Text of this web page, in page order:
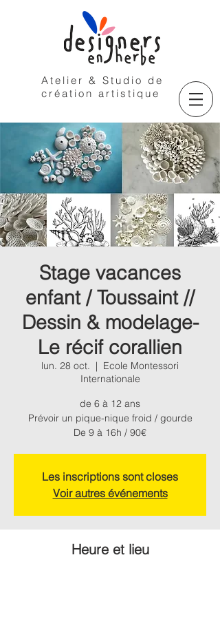
Atelier & Studio de
création artistique
Stage vacances
enfant / Toussaint //
Dessin & modelage-
Le récif corallien
lun. 28 oct.
  |
Ecole Montessori
Internationale
de 6 à 12 ans
Prévoir un pique-nique froid / gourde
De 9 à 16h / 90€
Les inscriptions sont closes
Voir autres événements
Heure et lieu